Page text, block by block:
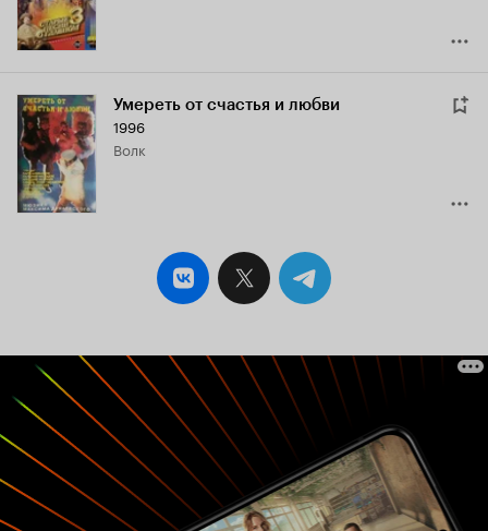
Умереть от счастья и любви
1996
волк